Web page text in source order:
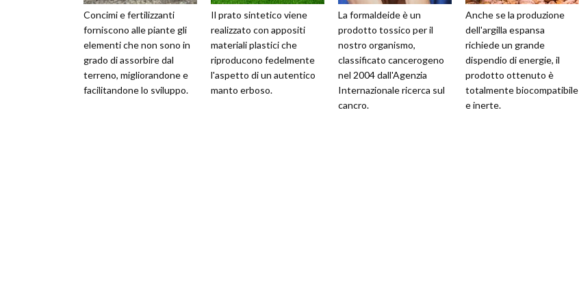
Concimi e fertilizzanti
forniscono alle piante gli
elementi che non sono in
grado di assorbire dal
terreno, migliorandone e
facilitandone lo sviluppo.
Il prato sintetico viene
realizzato con appositi
materiali plastici che
riproducono fedelmente
l'aspetto di un autentico
manto erboso.
La formaldeide è un
prodotto tossico per il
nostro organismo,
classificato cancerogeno
nel 2004 dall'Agenzia
Internazionale ricerca sul
cancro.
Anche se la produzione
dell'argilla espansa
richiede un grande
dispendio di energie, il
prodotto ottenuto è
totalmente biocompatibile
e inerte.